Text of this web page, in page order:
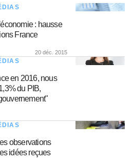
: hausse
France
20 déc. 2015
en 2016, nous
du PIB,
observations
idées reçues